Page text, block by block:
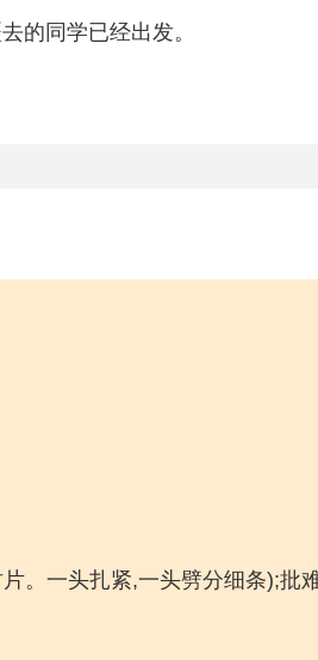
的同学已经出发。
。一头扎紧,一头劈分细条);批